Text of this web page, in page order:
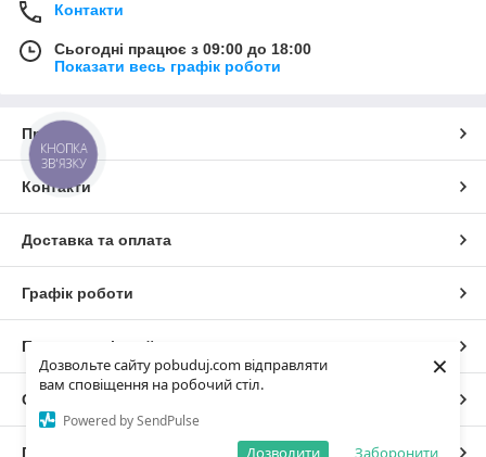
Дозвольте сайту pobuduj.com відправляти
вам сповіщення на робочий стіл.
Powered by SendPulse
Заборонити
Дозволити
×
Контакти
Сьогодні працює з 09:00 до 18:00
Показати весь графік роботи
Про нас
Контакти
Доставка та оплата
Графік роботи
Повна версія сайту
Сайт створено на маркетплейсі
Політика конфіденційності
КНОПКА
ЗВ'ЯЗКУ